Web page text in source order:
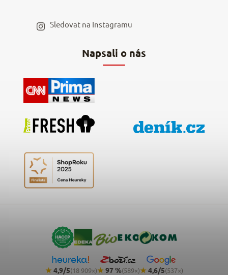
Napsali o nás
Sledovat na Instagramu
Hodnocení obchodu
★4,9/5(18 909×)★97 %(589×)★4,6/5(537×)